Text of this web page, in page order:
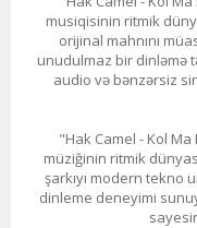
musiqisinin ritmik
orijinal mahnını
unudulmaz bir dinləmə
audio və bənzərsiz
"Hak Camel - Kol
müziğinin ritmik
şarkıyı modern tekno
dinleme deneyimi